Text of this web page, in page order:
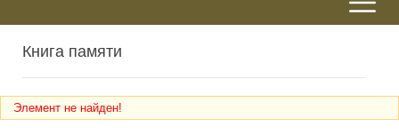
Книга памяти
Элемент не найден!